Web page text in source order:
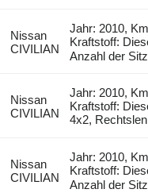
Nissan
CIVILIAN
Jahr: 2010,
Kraftstoff:
Anzahl der
Nissan
CIVILIAN
Jahr: 2010,
Kraftstoff:
4x2,
Nissan
CIVILIAN
Jahr: 2010,
Kraftstoff:
Anzahl der